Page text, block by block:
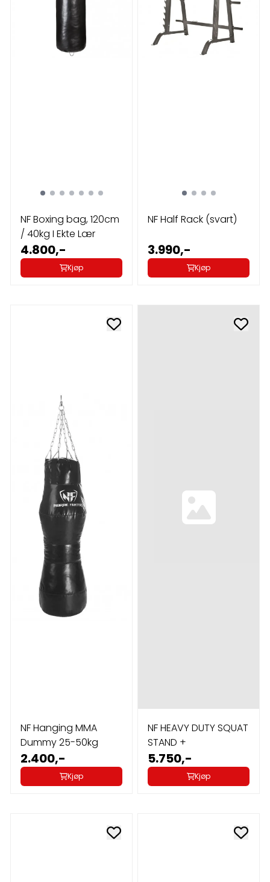
NF Boxing bag, 120cm
/ 40kg I Ekte Lær
4.800,-
Kjøp
NF Half Rack (svart)
3.990,-
Kjøp
NF Hanging MMA
Dummy 25-50kg
2.400,-
Kjøp
NF HEAVY DUTY SQUAT
STAND +
5.750,-
Kjøp